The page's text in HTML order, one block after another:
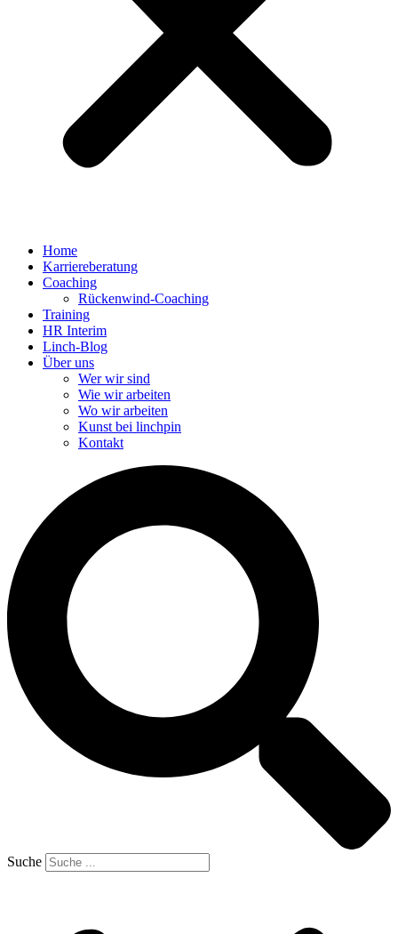
Home
Karriereberatung
Coaching
Rückenwind-Coaching
Training
HR Interim
Linch-Blog
Über uns
Wer wir sind
Wie wir arbeiten
Wo wir arbeiten
Kunst bei linchpin
Kontakt
Suche